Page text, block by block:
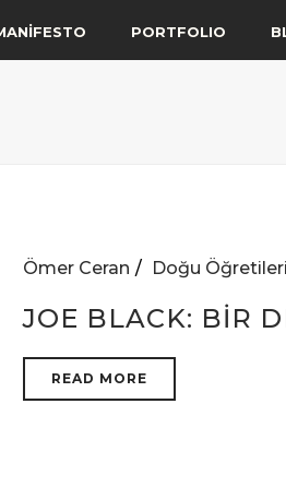
PORTFOLIO
Ömer Ceran Doğu Öğretileri
JOE BLACK: BIR
READ MORE